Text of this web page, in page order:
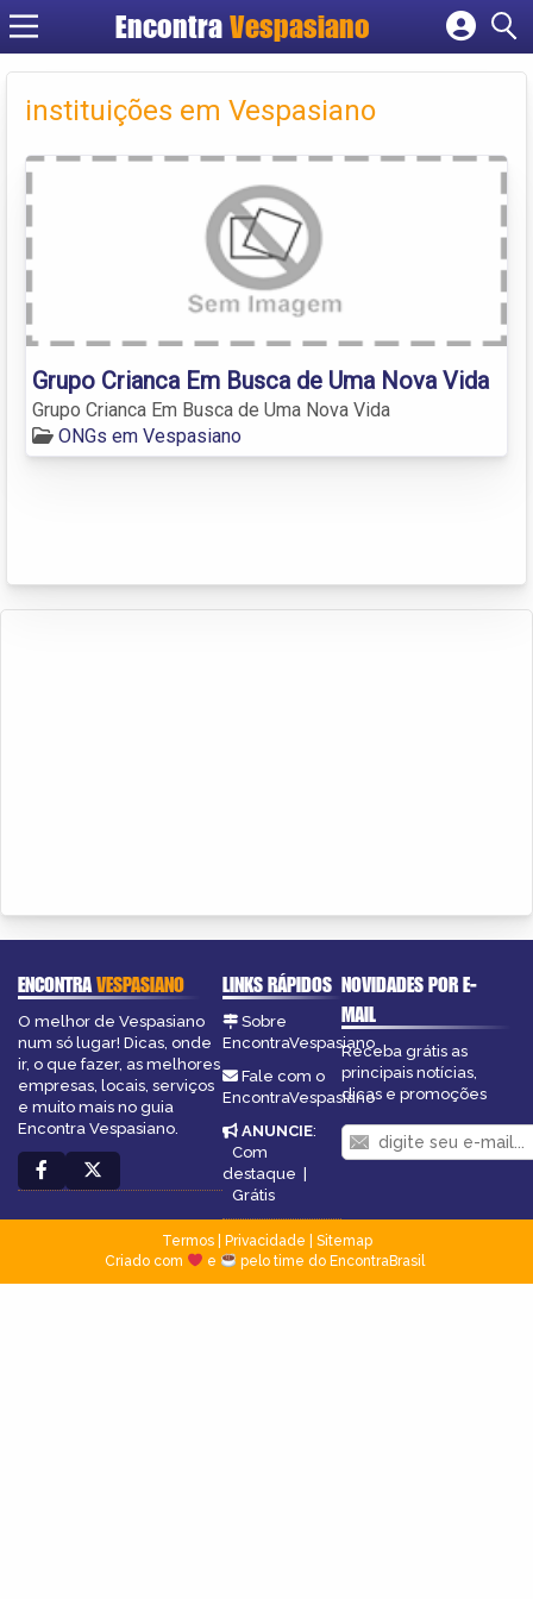
Encontra Vespasiano
Cadastrar empresa
Criar conta
instituições em Vespasiano
Grupo Crianca Em Busca de Uma Nova Vida
Grupo Crianca Em Busca de Uma Nova Vida
ONGs em Vespasiano
ENCONTRAVESPASIANO
O melhor de Vespasiano
num só lugar! Dicas, onde
ir, o que fazer, as melhores
empresas, locais, serviços
e muito mais no guia
Encontra Vespasiano.
LINKS RÁPIDOS
Sobre
EncontraVespasiano
Fale com o
EncontraVespasiano
ANUNCIE:
Com
destaque |
Grátis
NOVIDADES POR E-
MAIL
Receba grátis as
principais notícias,
dicas e promoções
Termos| Privacidade
Sitemap
Criado com
e pelo time do EncontraBrasil